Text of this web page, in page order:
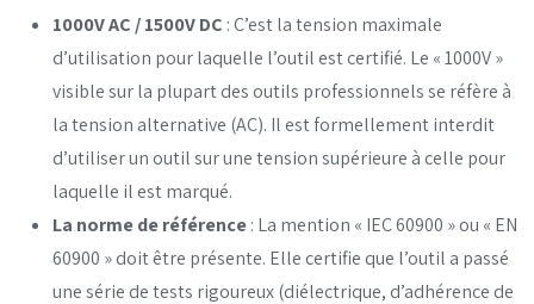
1000V AC / 1500V DC : C’est la tension maximale
d’utilisation pour laquelle l’outil est certifié. Le « 1000V »
visible sur la plupart des outils professionnels se réfère à
la tension alternative (AC). Il est formellement interdit
d’utiliser un outil sur une tension supérieure à celle pour
laquelle il est marqué.
La norme de référence: La mention « IEC 60900 » ou « EN
60900 » doit être présente. Elle certifie que l’outil a passé
une série de tests rigoureux (diélectrique, d’adhérence de